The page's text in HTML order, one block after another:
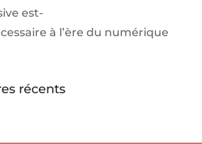
est-
à l’ère du numérique
récents